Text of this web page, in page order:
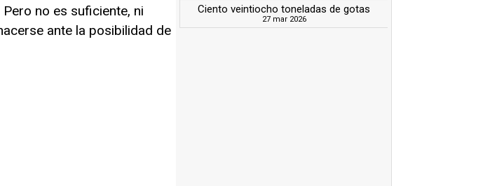
no es suficiente, ni
ante la posibilidad de
Ciento veintiocho toneladas de gotas
27 mar 2026